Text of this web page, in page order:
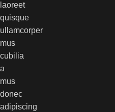
laoreet
quisque
ullamcorper
mus
cubilia
a
mus
donec
adipiscing